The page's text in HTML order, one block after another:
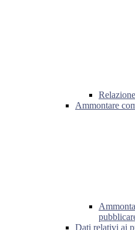
Ammontare
Dati relativi ai